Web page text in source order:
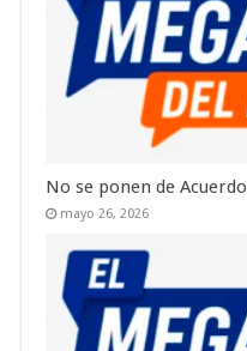
No se ponen de Acuerdo
mayo 26, 2026